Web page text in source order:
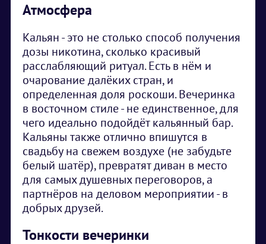
Атмосфера
Кальян - это не столько способ получения
дозы никотина, сколько красивый
расслабляющий ритуал. Есть в нём и
очарование далёких стран, и
определенная доля роскоши. Вечеринка
в восточном стиле - не единственное, для
чего идеально подойдёт кальянный бар.
Кальяны также отлично впишутся в
свадьбу на свежем воздухе (не забудьте
белый шатёр), превратят диван в место
для самых душевных переговоров, а
партнёров на деловом мероприятии - в
добрых друзей.
Тонкости вечеринки